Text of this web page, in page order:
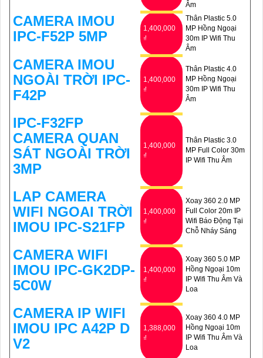
Âm
CAMERA IMOU
IPC-F52P 5MP
1,400,000
₫
Thân Plastic 5.0
MP Hồng Ngoại
30m IP Wifi Thu
Âm
CAMERA IMOU
NGOÀI TRỜI IPC-
F42P
1,400,000
₫
Thân Plastic 4.0
MP Hồng Ngoại
30m IP Wifi Thu
Âm
IPC-F32FP
CAMERA QUAN
SÁT NGOÀI TRỜI
3MP
1,400,000
₫
Thân Plastic 3.0
MP Full Color 30m
IP Wifi Thu Âm
LAP CAMERA
WIFI NGOAI TRỜI
IMOU IPC-S21FP
1,400,000
₫
Xoay 360 2.0 MP
Full Color 20m IP
Wifi Báo Động Tại
Chỗ Nháy Sáng
CAMERA WIFI
IMOU IPC-GK2DP-
5C0W
1,400,000
₫
Xoay 360 5.0 MP
Hồng Ngoại 10m
IP Wifi Thu Âm Và
Loa
CAMERA IP WIFI
IMOU IPC A42P D
V2
1,388,000
₫
Xoay 360 4.0 MP
Hồng Ngoại 10m
IP Wifi Thu Âm Và
Loa